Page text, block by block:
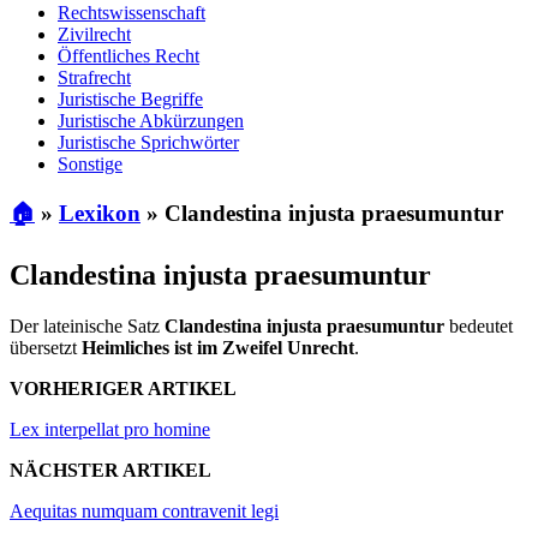
Rechtswissenschaft
Zivilrecht
Öffentliches Recht
Strafrecht
Juristische Begriffe
Juristische Abkürzungen
Juristische Sprichwörter
Sonstige
🏠 » Lexikon » Clandestina injusta praesumuntur
Clandestina injusta praesumuntur
Der lateinische Satz Clandestina injusta praesumuntur bedeutet
übersetzt Heimliches ist im Zweifel Unrecht.
VORHERIGER ARTIKEL
Lex interpellat pro homine
NÄCHSTER ARTIKEL
Aequitas numquam contravenit legi